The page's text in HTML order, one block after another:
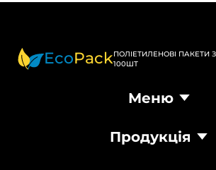
EcoPackПОЛІЕТИЛЕНОВІ ПАКЕТИ
100ШТ
Меню
Продукція
Продукція